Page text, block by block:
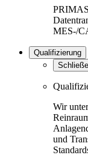
MES-/
Qualifizierung
Wir
und